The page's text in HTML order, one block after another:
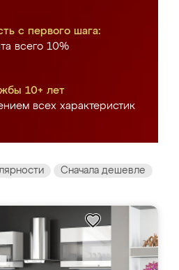
с первого шага:
всего 10%
10+ лет
всех характеристик
Сначала дешевле